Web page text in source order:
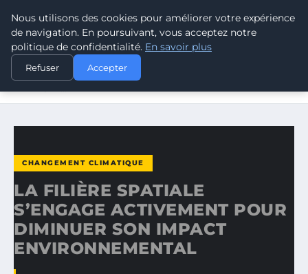
CLIMATE RESPONSE BLOG
ACCUEIL
CHANGEMENT CLIMATIQUE
LA FILIÈRE SPATIALE S’ENGAGE ACTIVEMENT POUR
CHANGEMENT CLIMATIQUE
LA FILIÈRE SPATIALE
S’ENGAGE ACTIVEMENT POUR
DIMINUER SON IMPACT
ENVIRONNEMENTAL
Nous utilisons des cookies pour améliorer votre expérience
de navigation. En poursuivant, vous acceptez notre
politique de confidentialité. En savoir plus
Refuser Accepter